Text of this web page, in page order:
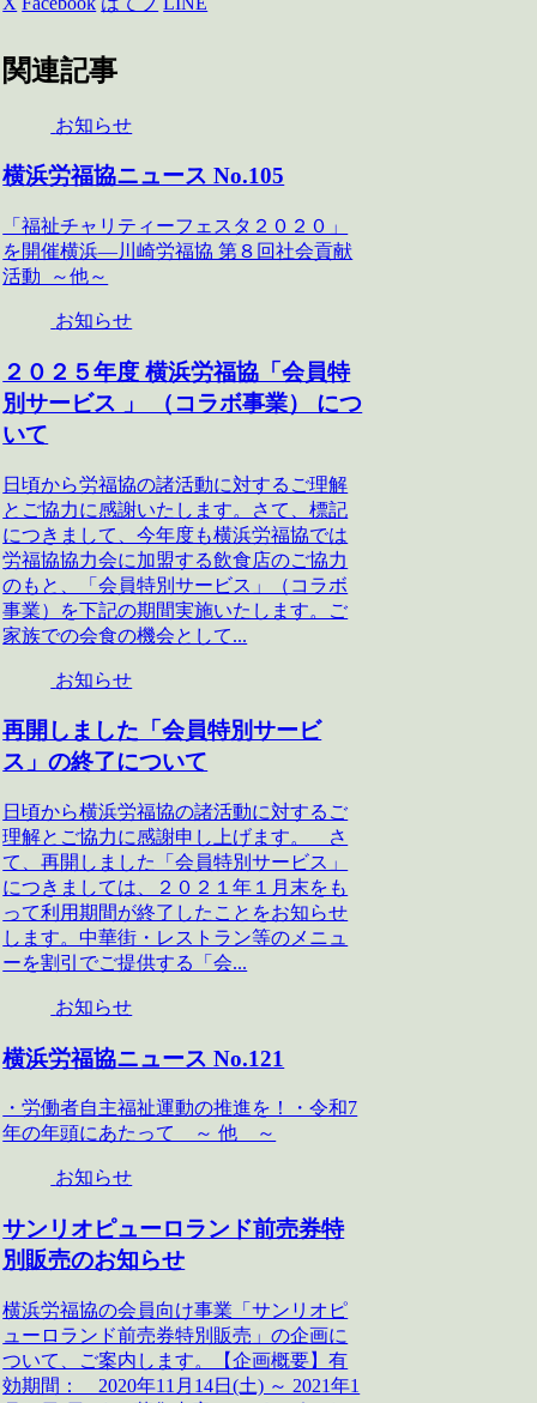
関連記事
お知らせ
横浜労福協ニュース No.105
「福祉チャリティーフェスタ２０２０」
を開催横浜―川崎労福協 第８回社会貢献
活動 ～他～
お知らせ
２０２５年度 横浜労福協「会員特
別サービス 」 （コラボ事業） につ
いて
日頃から労福協の諸活動に対するご理解
とご協力に感謝いたします。さて、標記
につきまして、今年度も横浜労福協では
労福協協力会に加盟する飲食店のご協力
のもと、「会員特別サービス」（コラボ
事業）を下記の期間実施いたします。ご
家族での会食の機会として...
お知らせ
再開しました「会員特別サービ
ス」の終了について
日頃から横浜労福協の諸活動に対するご
理解とご協力に感謝申し上げます。 さ
て、再開しました「会員特別サービス」
につきましては、２０２１年１月末をも
って利用期間が終了したことをお知らせ
します。中華街・レストラン等のメニュ
ーを割引でご提供する「会...
お知らせ
横浜労福協ニュース No.121
・労働者自主福祉運動の推進を！・令和7
年の年頭にあたって ～ 他 ～
お知らせ
サンリオピューロランド前売券特
別販売のお知らせ
横浜労福協の会員向け事業「サンリオピ
ューロランド前売券特別販売」の企画に
ついて、ご案内します。【企画概要】有
効期間： 2020年11月14日(土) ～ 2021年1